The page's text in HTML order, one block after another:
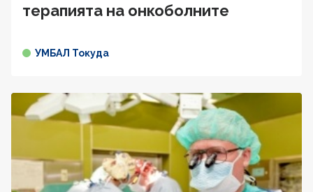
терапията на онкоболните
УМБАЛ Токуда